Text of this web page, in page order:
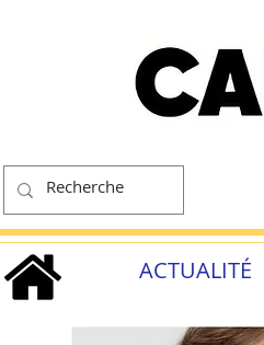
ACTUALITÉ